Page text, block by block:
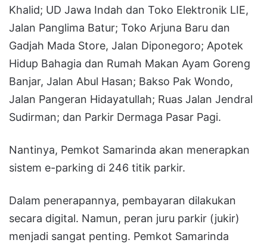
Khalid; UD Jawa Indah dan Toko Elektronik LIE,
Jalan Panglima Batur; Toko Arjuna Baru dan
Gadjah Mada Store, Jalan Diponegoro; Apotek
Hidup Bahagia dan Rumah Makan Ayam Goreng
Banjar, Jalan Abul Hasan; Bakso Pak Wondo,
Jalan Pangeran Hidayatullah; Ruas Jalan Jendral
Sudirman; dan Parkir Dermaga Pasar Pagi.
Nantinya, Pemkot Samarinda akan menerapkan
sistem e-parking di 246 titik parkir.
Dalam penerapannya, pembayaran dilakukan
secara digital. Namun, peran juru parkir (jukir)
menjadi sangat penting. Pemkot Samarinda